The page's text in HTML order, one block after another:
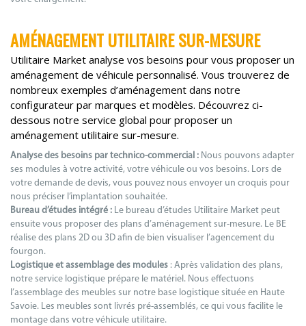
AMÉNAGEMENT UTILITAIRE SUR-MESURE
Utilitaire Market analyse vos besoins pour vous proposer un
aménagement de véhicule personnalisé. Vous trouverez de
nombreux exemples d’aménagement dans notre
configurateur par marques et modèles. Découvrez ci-
dessous notre service global pour proposer un
aménagement utilitaire sur-mesure.
Analyse des besoins par technico-commercial : Nous pouvons adapter
ses modules à votre activité, votre véhicule ou vos besoins. Lors de
votre demande de devis, vous pouvez nous envoyer un croquis pour
nous préciser l’implantation souhaitée.
Bureau d’études intégré : Le bureau d’études Utilitaire Market peut
ensuite vous proposer des plans d’aménagement sur-mesure. Le BE
réalise des plans 2D ou 3D afin de bien visualiser l’agencement du
fourgon.
Logistique et assemblage des modules : Après validation des plans,
notre service logistique prépare le matériel. Nous effectuons
l’assemblage des meubles sur notre base logistique située en Haute
Savoie. Les meubles sont livrés pré-assemblés, ce qui vous facilite le
montage dans votre véhicule utilitaire.